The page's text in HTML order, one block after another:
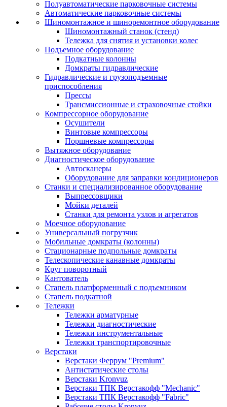
Полуавтоматические парковочные системы
Автоматические парковочные системы
Шиномонтажное и шиноремонтное оборудование
Шиномонтажный станок (стенд)
Тележка для снятия и установки колес
Подъемное оборудование
Подкатные колонны
Домкраты гидравлические
Гидравлические и грузоподъемные
приспособления
Прессы
Трансмиссионные и страховочные стойки
Компрессорное оборудование
Осушители
Винтовые компрессоры
Поршневые компрессоры
Вытяжное оборудование
Диагностическое оборудование
Автосканеры
Оборудование для заправки кондиционеров
Станки и специализированное оборудование
Выпрессовщики
Мойки деталей
Станки для ремонта узлов и агрегатов
Моечное оборудование
Универсальный погрузчик
Мобильные домкраты (колонны)
Стационарные подпольные домкраты
Телескопические канавные домкраты
Круг поворотный
Кантователь
Стапель платформенный с подъемником
Стапель подкатной
Тележки
Тележки арматурные
Тележки диагностические
Тележки инструментальные
Тележки транспортировочные
Верстаки
Верстаки Феррум "Premium"
Антистатические столы
Верстаки Kronvuz
Верстаки ТПК Верстакофф "Mechanic"
Верстаки ТПК Верстакофф "Fabric"